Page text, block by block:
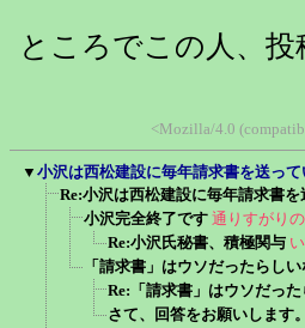
ところでこの人、
<Mozilla/4.0
▼ 小沢は西松建設に毎年請求書を送って
Re:小沢は西松建設に毎年請求書を
小沢完全終了です 通りすがり
Re:小沢氏秘書、積極関与
「請求書」はウソだったらしい
Re:「請求書」はウソだった
さて、回答をお願いします。